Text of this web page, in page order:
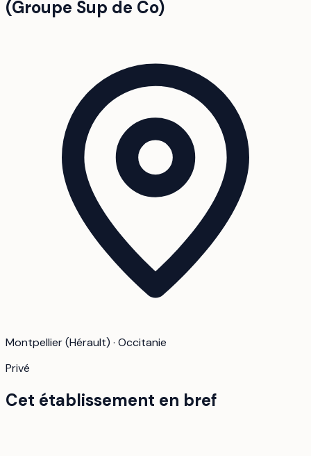
(Groupe Sup de Co)
Montpellier (Hérault) · Occitanie
Privé
Cet établissement en bref